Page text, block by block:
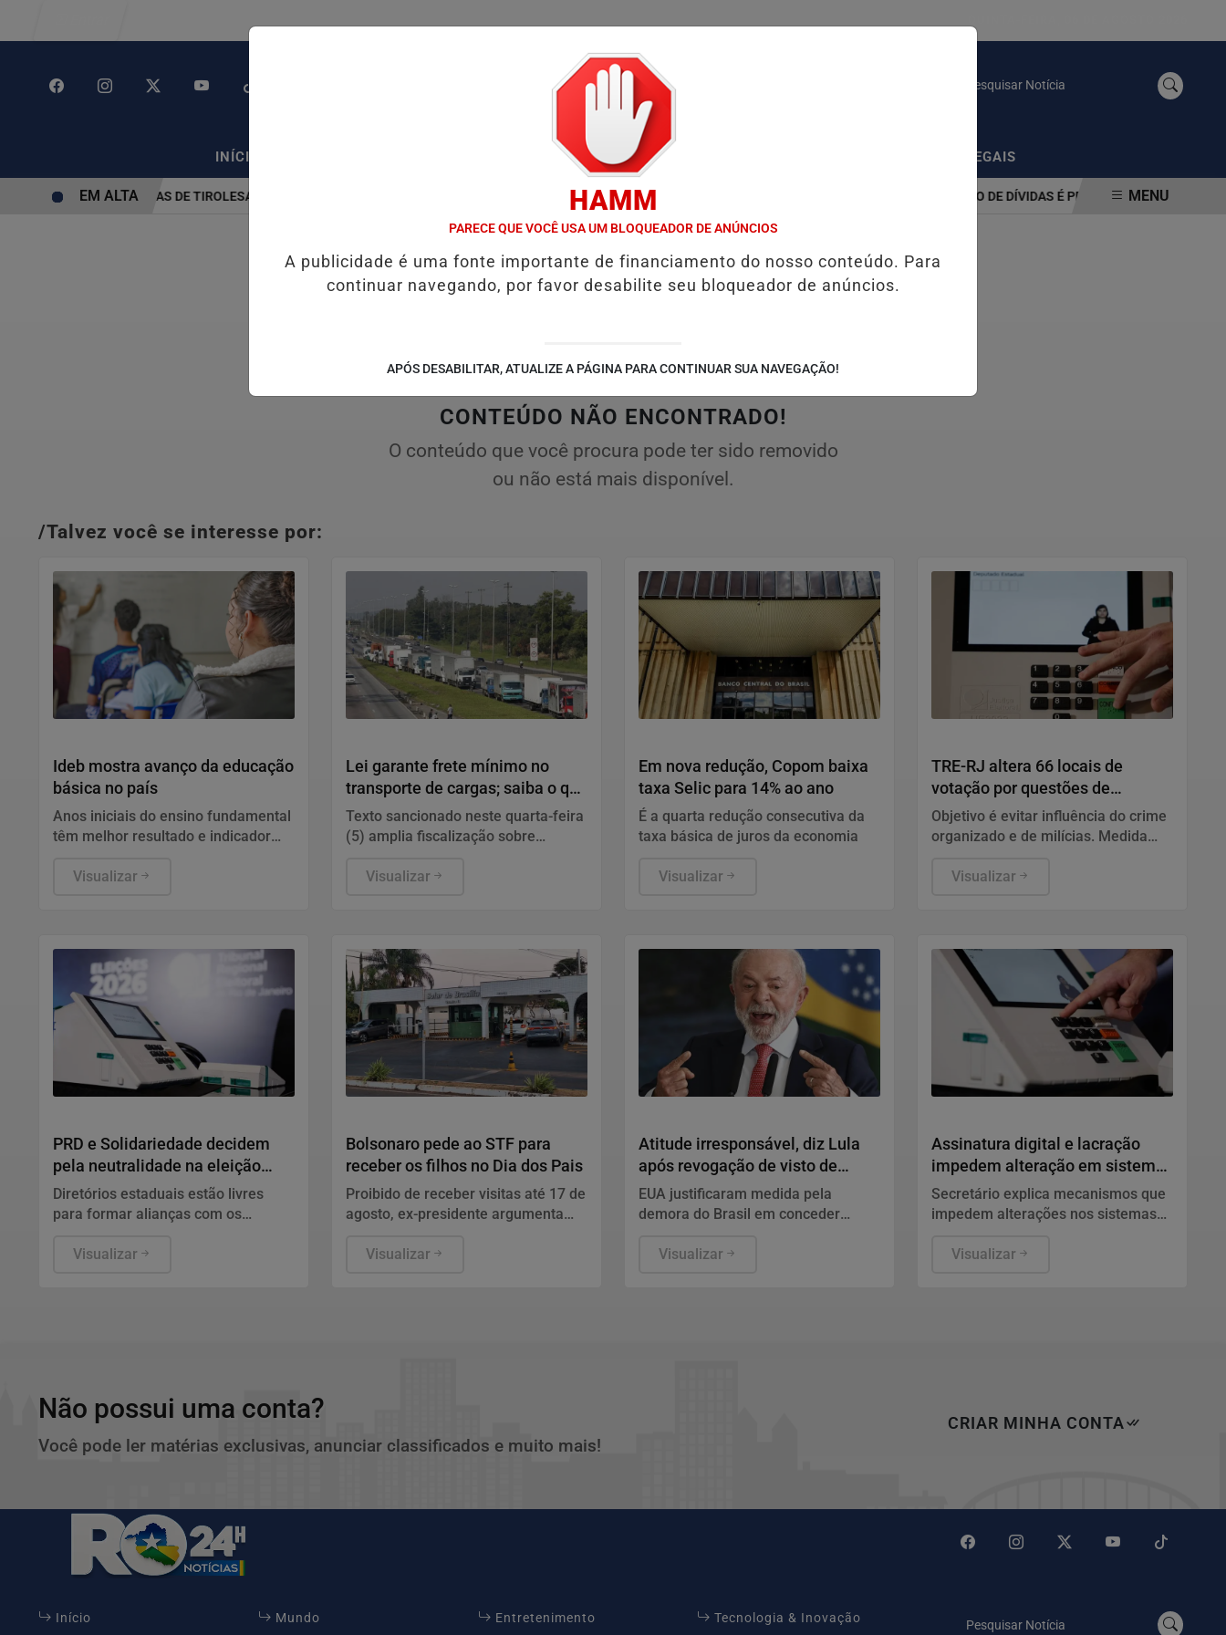
Pesquisar Notícia
INÍCIO / INTERIOR / PUBLICAÇÕES LEGAIS
SUSPENSÃO DE OBRAS DE TIROLESA NO PÃO DE AÇÚCAR PIX PENSÃO ALIMENTÍCIA: ENTENDA O QUE É E COMO SOLICITAR PROGRAMA DE RENEGOCIAÇÃO DE DÍVIDAS É PRORROGADO ATÉ 31 DE
EM ALTA MENU
CONTEÚDO NÃO ENCONTRADO!
O conteúdo que você procura pode ter sido removido
ou não está mais disponível.
/Talvez você se interesse por:
Ideb mostra avanço da educação
básica no país
Anos iniciais do ensino fundamental
têm melhor resultado e indicador
Visualizar
Lei garante frete mínimo no
transporte de cargas; saiba o que
muda
Texto sancionado neste quarta-feira
(5) amplia fiscalização sobre
Visualizar
Em nova redução, Copom baixa
taxa Selic para 14% ao ano
É a quarta redução consecutiva da
taxa básica de juros da economia
Visualizar
TRE-RJ altera 66 locais de
votação por questões de
segurança
Objetivo é evitar influência do crime
organizado e de milícias. Medida
de 20 das 92 cidades fluminenses.
Visualizar
PRD e Solidariedade decidem
pela neutralidade na eleição
presidencial
Diretórios estaduais estão livres
para formar alianças com os
Visualizar
Bolsonaro pede ao STF para
receber os filhos no Dia dos Pais
Proibido de receber visitas até 17 de
agosto, ex-presidente argumenta
humanitário.
Visualizar
Atitude irresponsável, diz Lula
após revogação de visto de
embaixadora
EUA justificaram medida pela
demora do Brasil em conceder
para assumir embaixada no Brasil.
Visualizar
Assinatura digital e lacração
impedem alteração em sistemas
eleitorais
Secretário explica mecanismos que
impedem alterações nos sistemas
realizadas antes e durante o pleito.
Visualizar
Não possui uma conta?
Você pode ler matérias exclusivas, anunciar classificados e muito mais!
CRIAR MINHA CONTA
Início Mundo Entretenimento Tecnologia & Inovação
HAMM
PARECE QUE VOCÊ USA UM BLOQUEADOR DE ANÚNCIOS
A publicidade é uma fonte importante de financiamento do nosso conteúdo. Para
continuar navegando, por favor desabilite seu bloqueador de anúncios.
APÓS DESABILITAR, ATUALIZE A PÁGINA PARA CONTINUAR SUA NAVEGAÇÃO!